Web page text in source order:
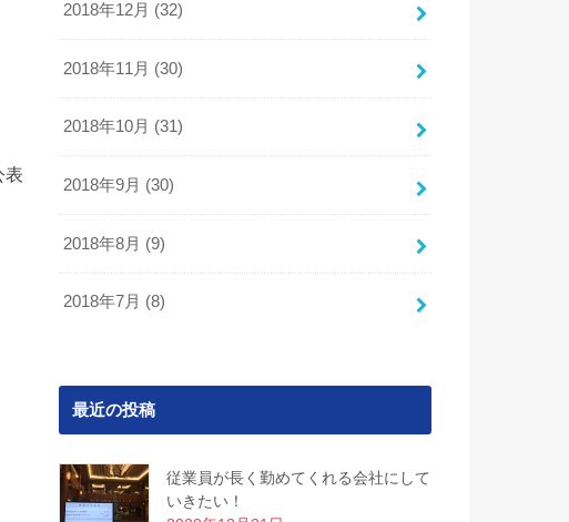
表
2018年12月 (32)
2018年11月 (30)
2018年10月 (31)
2018年9月 (30)
2018年8月 (9)
2018年7月 (8)
最近の投稿
従業員が長く勤めてくれる会社にして
いきたい！